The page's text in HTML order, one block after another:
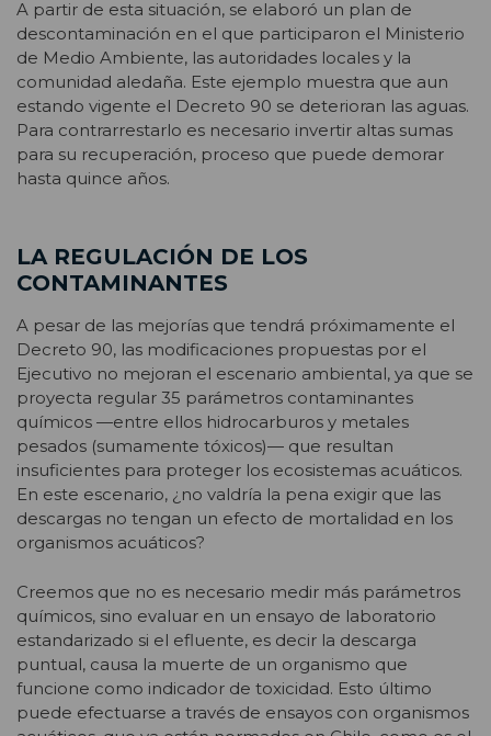
A partir de esta situación, se elaboró un plan de
descontaminación en el que participaron el Ministerio
de Medio Ambiente, las autoridades locales y la
comunidad aledaña. Este ejemplo muestra que aun
estando vigente el Decreto 90 se deterioran las aguas.
Para contrarrestarlo es necesario invertir altas sumas
para su recuperación, proceso que puede demorar
hasta quince años.
LA REGULACIÓN DE LOS
CONTAMINANTES
A pesar de las mejorías que tendrá próximamente el
Decreto 90, las modificaciones propuestas por el
Ejecutivo no mejoran el escenario ambiental, ya que se
proyecta regular 35 parámetros contaminantes
químicos —entre ellos hidrocarburos y metales
pesados (sumamente tóxicos)— que resultan
insuficientes para proteger los ecosistemas acuáticos.
En este escenario, ¿no valdría la pena exigir que las
descargas no tengan un efecto de mortalidad en los
organismos acuáticos?
Creemos que no es necesario medir más parámetros
químicos, sino evaluar en un ensayo de laboratorio
estandarizado si el efluente, es decir la descarga
puntual, causa la muerte de un organismo que
funcione como indicador de toxicidad. Esto último
puede efectuarse a través de ensayos con organismos